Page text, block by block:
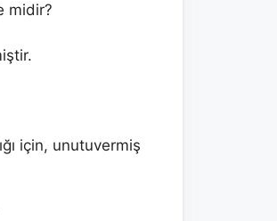
midir?
için, unutuvermiş